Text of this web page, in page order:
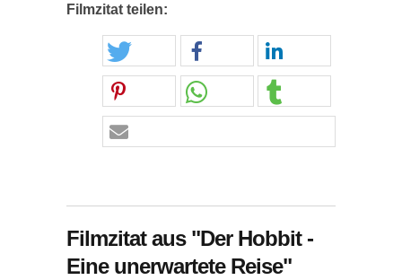
Filmzitat teilen:
Filmzitat aus "Der Hobbit -
Eine unerwartete Reise"